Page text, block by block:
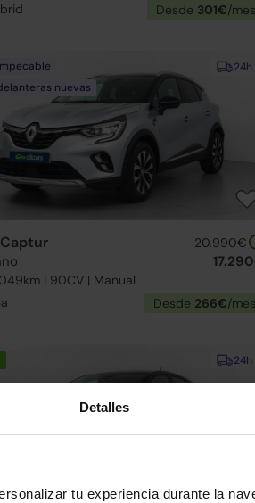
Detalles
tu experiencia durante la
Desde 301€/mes
24h
nuevas
| 90CV | Manual
20.990€
Desde 266€/mes
24h